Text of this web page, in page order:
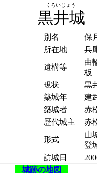
黒井城
城跡の地図
別名
保
所在地
兵
遺構等
曲
板
現状
黒
築城年
建
築城者
赤
歴代城主
赤
形式
山
登
訪城日
くろいじょう